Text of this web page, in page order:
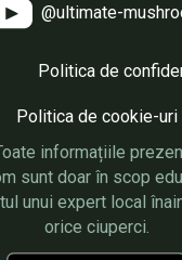
@ultimate-
Politica de
Politica de cookie-uri
informațiile
sunt doar în scop
unui expert local
orice ciuperci.